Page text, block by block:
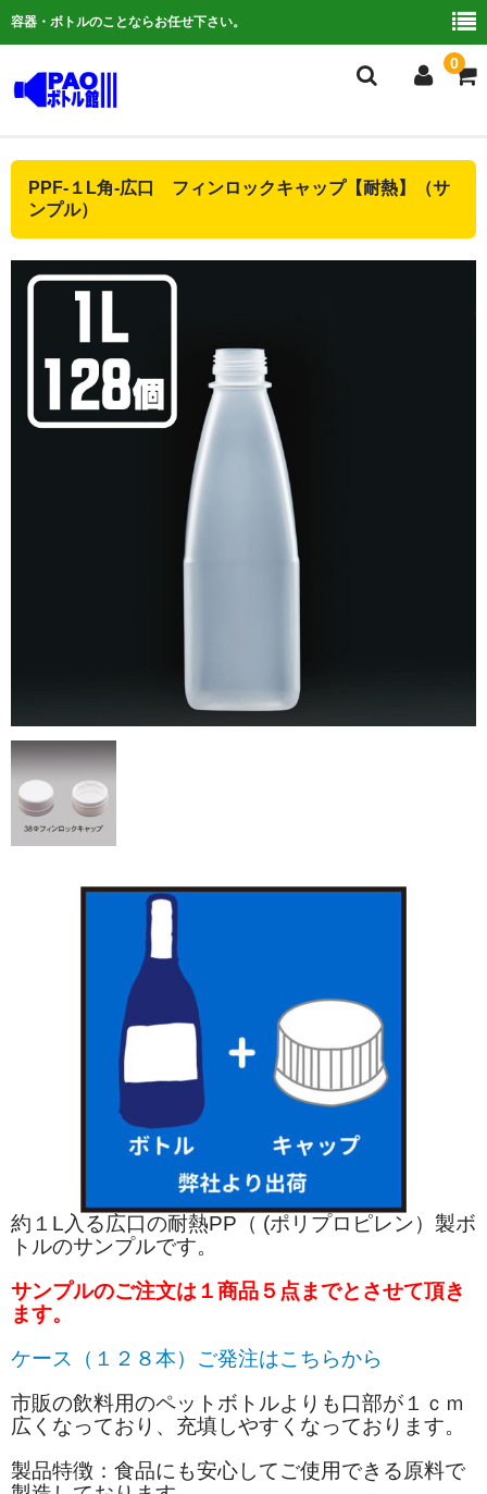
容器・ボトルのことならお任せ下さい。
0
ご利用ガイド
よくある質問
容器について
PPF-１L角-広口 フィンロックキャップ【耐熱】（サ
ンプル）
約１L入る広口の耐熱PP（ (ポリプロピレン）製ボ
トルのサンプルです。
サンプルのご注文は１商品５点までとさせて頂き
ます。
ケース（１２８本）ご発注はこちらから
市販の飲料用のペットボトルよりも口部が１ｃｍ
広くなっており、充填しやすくなっております。
製品特徴：食品にも安心してご使用できる原料で